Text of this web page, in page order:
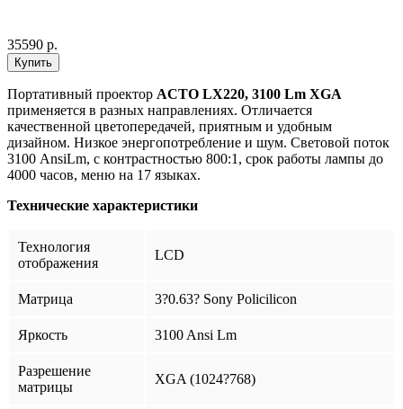
35590 р.
Портативный проектор ACTO LX220, 3100 Lm XGA
применяется в разных направлениях. Отличается
качественной цветопередачей, приятным и удобным
дизайном. Низкое энергопотребление и шум. Световой поток
3100 AnsiLm, с контрастностью 800:1, срок работы лампы до
4000 часов, меню на 17 языках.
Технические характеристики
Технология
отображения
LCD
Матрица 3?0.63? Sony Policilicon
Яркость 3100 Ansi Lm
Разрешение
матрицы
XGA (1024?768)